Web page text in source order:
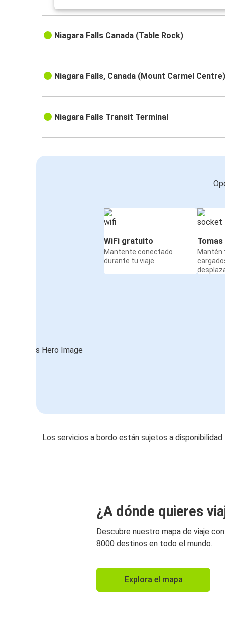
Niagara Falls Canada (Table Rock)
Niagara Falls, Canada (Mount Carmel
Niagara Falls Transit Terminal
WiFi gratuito
Mantente conectado
durante tu viaje
Mantén
Los servicios a bordo están sujetos a disponibilidad
¿A dónde quieres
Descubre nuestro mapa de viaje
8000 destinos en todo el mundo.
Explora el mapa